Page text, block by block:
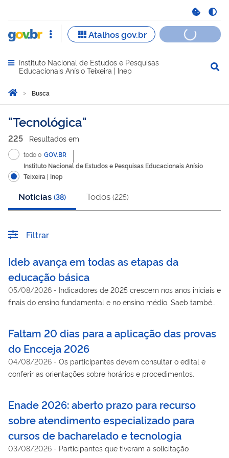
Abrir menu principal de navegação
Instituto Nacional de Estudos e Pesquisas
Educacionais Anísio Teixeira | Inep
Você está aqui:
Página Inicial
Busca
Busca
Tecnológica
225 Resultados em
todo o GOV.BR
Instituto Nacional de Estudos e Pesquisas Educacionais Anísio
Teixeira | Inep
Notícias (38) Todos (225)
Filtrar
Ideb avança em todas as etapas da
educação básica
05/08/2026 - Indicadores de 2025 crescem nos anos iniciais e
finais do ensino fundamental e no ensino médio. Saeb também
mais dificuldades
Faltam 20 dias para a aplicação das provas
do Encceja 2026
04/08/2026 - Os participantes devem consultar o edital e
conferir as orientações sobre horários e procedimentos.
Enade 2026: aberto prazo para recurso
sobre atendimento especializado para
cursos de bacharelado e tecnologia
03/08/2026 - Participantes que tiveram a solicitação